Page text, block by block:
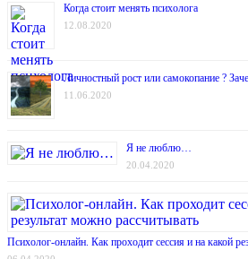
Когда стоит менять психолога
12.08.2020
Личностный рост или самокопание ?
11.06.2020
Я не люблю…
20.04.2020
Психолог-онлайн. Как проходит сессия и на какой